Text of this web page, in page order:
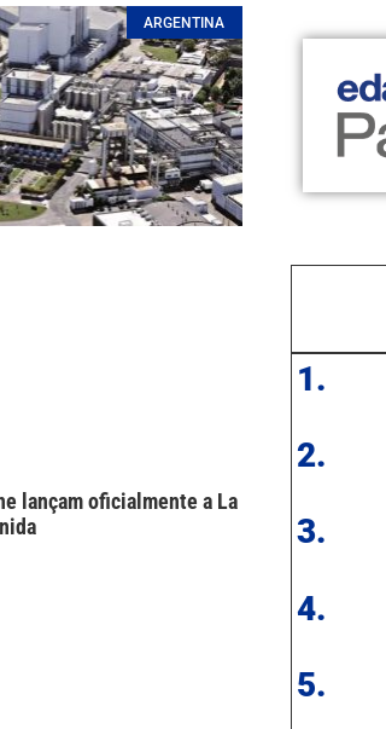
ARGENTINA
lançam oficialmente a La
1.
2.
3.
4.
5.